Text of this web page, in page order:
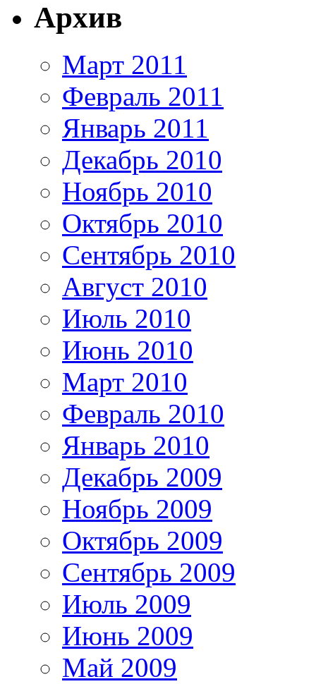
Архив
Март 2011
Февраль 2011
Январь 2011
Декабрь 2010
Ноябрь 2010
Октябрь 2010
Сентябрь 2010
Август 2010
Июль 2010
Июнь 2010
Март 2010
Февраль 2010
Январь 2010
Декабрь 2009
Ноябрь 2009
Октябрь 2009
Сентябрь 2009
Июль 2009
Июнь 2009
Май 2009